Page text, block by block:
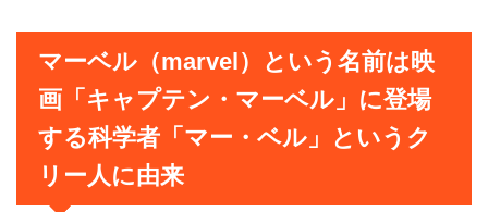
マーベル（marvel）という名前は映
画「キャプテン・マーベル」に登場
する科学者「マー・ベル」というク
リー人に由来